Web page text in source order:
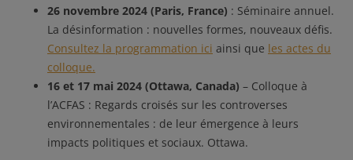
26 novembre 2024 (Paris, France) : Séminaire annuel.
La désinformation : nouvelles formes, nouveaux défis.
Consultez la programmation ici ainsi que les actes du
colloque.
16 et 17 mai 2024 (Ottawa, Canada) – Colloque à
l’ACFAS : Regards croisés sur les controverses
environnementales : de leur émergence à leurs
impacts politiques et sociaux. Ottawa.